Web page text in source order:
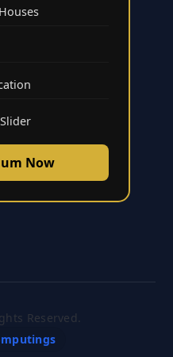
Now
Reserved.